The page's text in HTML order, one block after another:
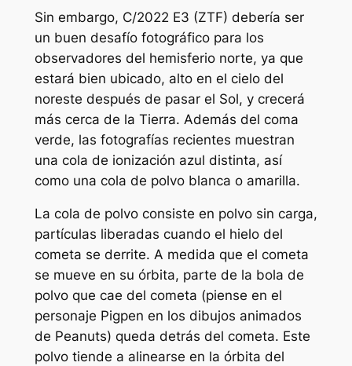
Sin embargo, C/2022 E3 (ZTF) debería ser
un buen desafío fotográfico para los
observadores del hemisferio norte, ya que
estará bien ubicado, alto en el cielo del
noreste después de pasar el Sol, y crecerá
más cerca de la Tierra. Además del coma
verde, las fotografías recientes muestran
una cola de ionización azul distinta, así
como una cola de polvo blanca o amarilla.
La cola de polvo consiste en polvo sin carga,
partículas liberadas cuando el hielo del
cometa se derrite. A medida que el cometa
se mueve en su órbita, parte de la bola de
polvo que cae del cometa (piense en el
personaje Pigpen en los dibujos animados
de Peanuts) queda detrás del cometa. Este
polvo tiende a alinearse en la órbita del